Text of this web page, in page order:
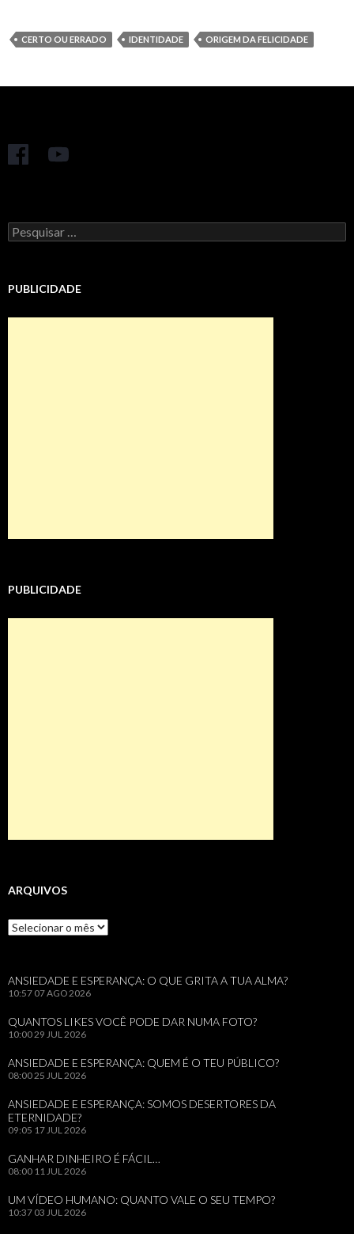
CERTO OU ERRADO IDENTIDADE ORIGEM DA FELICIDADE
Pesquisar
por:
PUBLICIDADE
PUBLICIDADE
ARQUIVOS
Arquivos
ANSIEDADE E ESPERANÇA: O QUE GRITA A TUA ALMA?
10:57 07 AGO 2026
QUANTOS LIKES VOCÊ PODE DAR NUMA FOTO?
10:00 29 JUL 2026
ANSIEDADE E ESPERANÇA: QUEM É O TEU PÚBLICO?
08:00 25 JUL 2026
ANSIEDADE E ESPERANÇA: SOMOS DESERTORES DA
ETERNIDADE?
09:05 17 JUL 2026
GANHAR DINHEIRO É FÁCIL…
08:00 11 JUL 2026
UM VÍDEO HUMANO: QUANTO VALE O SEU TEMPO?
10:37 03 JUL 2026